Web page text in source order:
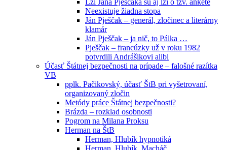
Neexistuje žiadna stopa
Ján Pješčak – generál, zločinec a literárny
klamár
Ján Pješčak – ja nič, to Pálka …
Pješčak – francúzky už v roku 1982
potvrdili Andrášikovi alibi
Účasť Štátnej bezpečnosti na prípade – falošné razítka
VB
pplk. Pačikovský, účasť ŠtB pri vyšetrovaní,
organizovaný zločin
Metódy práce Štátnej bezpečnosti?
Brázda – rozklad osobnosti
Pogrom na Milana Proksu
Herman na ŠtB
Herman, Hlubík hypnotiká
Herman, Hlubík, Macháč